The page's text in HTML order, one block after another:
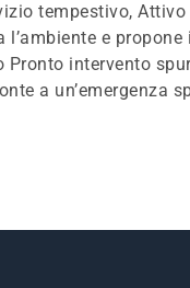
tempestivo,
e
intervento
a un’emergenza